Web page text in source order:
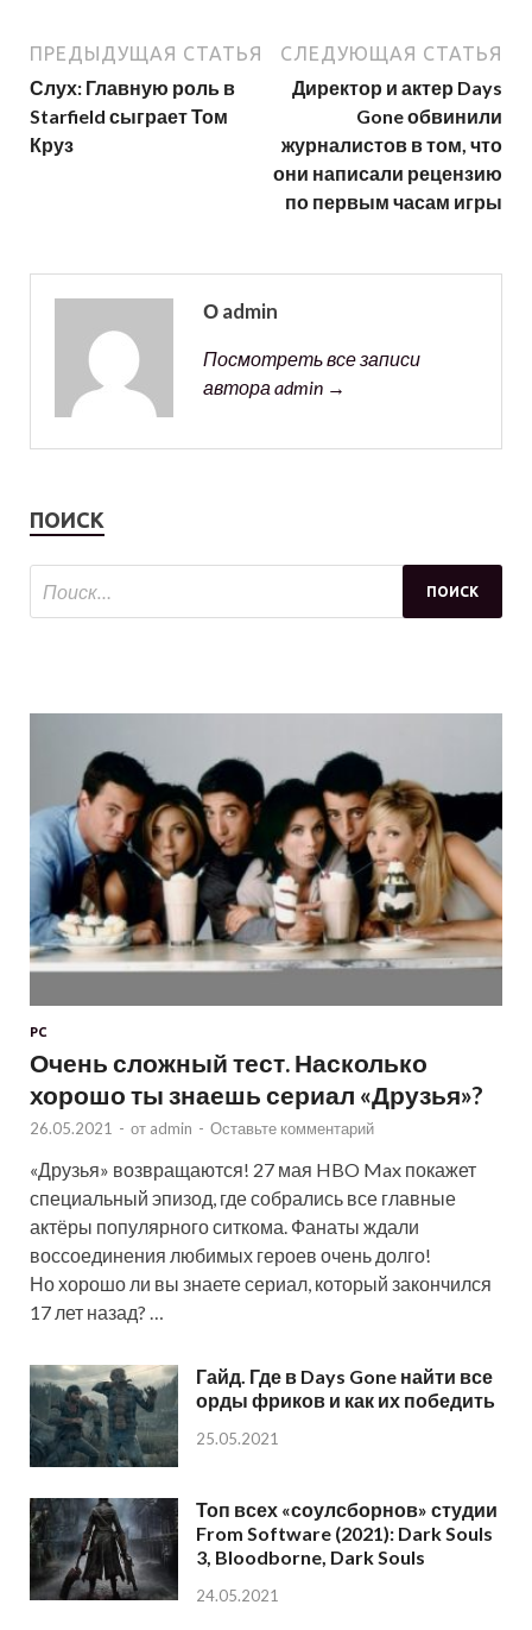
ПРЕДЫДУЩАЯ СТАТЬЯ
Слух: Главную роль в
Starfield сыграет Том
Круз
СЛЕДУЮЩАЯ СТАТЬЯ
Директор и актер Days
Gone обвинили
журналистов в том, что
они написали рецензию
по первым часам игры
О admin
Посмотреть все записи
автора admin →
ПОИСК
PC
Очень сложный тест. Насколько
хорошо ты знаешь сериал «Друзья»?
26.05.2021 - от admin - Оставьте комментарий
«Друзья» возвращаются! 27 мая HBO Max покажет
специальный эпизод, где собрались все главные
актёры популярного ситкома. Фанаты ждали
воссоединения любимых героев очень долго!
Но хорошо ли вы знаете сериал, который закончился
17 лет назад? …
Гайд. Где в Days Gone найти все
орды фриков и как их победить
25.05.2021
Топ всех «соулсборнов» студии
From Software (2021): Dark Souls
3, Bloodborne, Dark Souls
24.05.2021